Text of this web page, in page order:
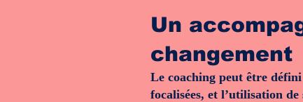
Un
changement
Le coaching peut être
focalisées, et l’utilisation